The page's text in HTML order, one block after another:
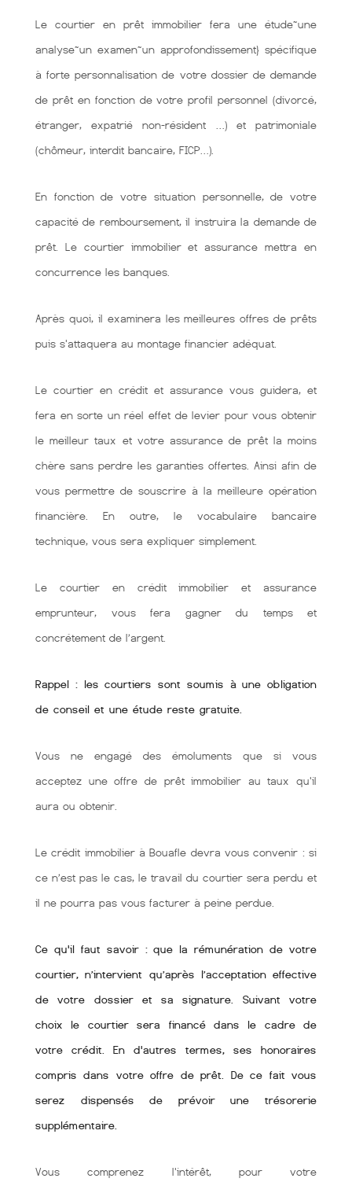
Le courtier en prêt immobilier fera une étude~une
analyse~un examen~un approfondissement} spécifique
à forte personnalisation de votre dossier de demande
de prêt en fonction de votre profil personnel (divorcé,
étranger, expatrié non-résident …) et patrimoniale
(chômeur, interdit bancaire, FICP…).
En fonction de votre situation personnelle, de votre
capacité de remboursement, il instruira la demande de
prêt. Le courtier immobilier et assurance mettra en
concurrence les banques.
Après quoi, il examinera les meilleures offres de prêts
puis s'attaquera au montage financier adéquat.
Le courtier en crédit et assurance vous guidera, et
fera en sorte un réel effet de levier pour vous obtenir
le meilleur taux et votre assurance de prêt la moins
chère sans perdre les garanties offertes. Ainsi afin de
vous permettre de souscrire à la meilleure opération
financière. En outre, le vocabulaire bancaire
technique, vous sera expliquer simplement.
Le courtier en crédit immobilier et assurance
emprunteur, vous fera gagner du temps et
concrétement de l’argent.
Rappel : les courtiers sont soumis à une obligation
de conseil et une étude reste gratuite.
Vous ne engagé des émoluments que si vous
acceptez une offre de prêt immobilier au taux qu'il
aura ou obtenir.
Le crédit immobilier à Bouafle devra vous convenir : si
ce n’est pas le cas, le travail du courtier sera perdu et
il ne pourra pas vous facturer à peine perdue.
Ce qu'il faut savoir : que la rémunération de votre
courtier, n’intervient qu’après l’acceptation effective
de votre dossier et sa signature. Suivant votre
choix le courtier sera financé dans le cadre de
votre crédit. En d'autres termes, ses honoraires
compris dans votre offre de prêt. De ce fait vous
serez dispensés de prévoir une trésorerie
supplémentaire.
Vous comprenez l'intérêt, pour votre